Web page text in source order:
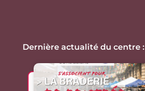
Dernière actualité du centre :